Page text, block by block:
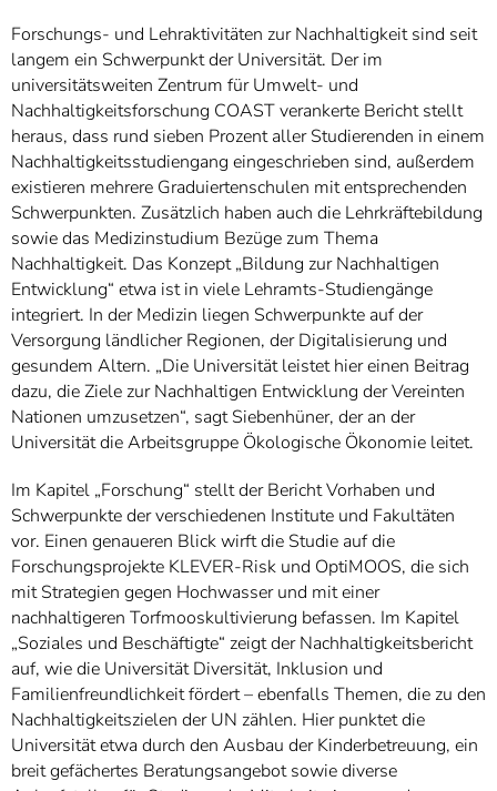
Forschungs- und Lehraktivitäten zur Nachhaltigkeit sind seit
langem ein Schwerpunkt der Universität. Der im
universitätsweiten Zentrum für Umwelt- und
Nachhaltigkeitsforschung COAST verankerte Bericht stellt
heraus, dass rund sieben Prozent aller Studierenden in einem
Nachhaltigkeitsstudiengang eingeschrieben sind, außerdem
existieren mehrere Graduiertenschulen mit entsprechenden
Schwerpunkten. Zusätzlich haben auch die Lehrkräftebildung
sowie das Medizinstudium Bezüge zum Thema
Nachhaltigkeit. Das Konzept „Bildung zur Nachhaltigen
Entwicklung“ etwa ist in viele Lehramts-Studiengänge
integriert. In der Medizin liegen Schwerpunkte auf der
Versorgung ländlicher Regionen, der Digitalisierung und
gesundem Altern. „Die Universität leistet hier einen Beitrag
dazu, die Ziele zur Nachhaltigen Entwicklung der Vereinten
Nationen umzusetzen“, sagt Siebenhüner, der an der
Universität die Arbeitsgruppe Ökologische Ökonomie leitet.
Im Kapitel „Forschung“ stellt der Bericht Vorhaben und
Schwerpunkte der verschiedenen Institute und Fakultäten
vor. Einen genaueren Blick wirft die Studie auf die
Forschungsprojekte KLEVER-Risk und OptiMOOS, die sich
mit Strategien gegen Hochwasser und mit einer
nachhaltigeren Torfmooskultivierung befassen. Im Kapitel
„Soziales und Beschäftigte“ zeigt der Nachhaltigkeitsbericht
auf, wie die Universität Diversität, Inklusion und
Familienfreundlichkeit fördert – ebenfalls Themen, die zu den
Nachhaltigkeitszielen der UN zählen. Hier punktet die
Universität etwa durch den Ausbau der Kinderbetreuung, ein
breit gefächertes Beratungsangebot sowie diverse